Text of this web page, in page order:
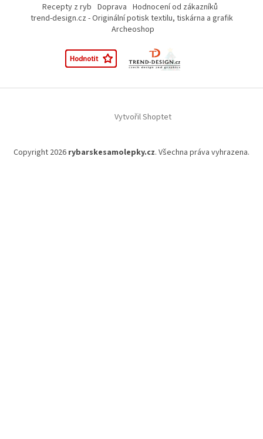
Recepty z ryb Doprava Hodnocení od zákazníků
trend-design.cz - Originální potisk textilu, tiskárna a grafik
Archeoshop
Vytvořil Shoptet
Copyright 2026 rybarskesamolepky.cz. Všechna práva vyhrazena.